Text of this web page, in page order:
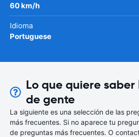
60 km/h
Idioma
Portuguese
Lo que quiere
de gente
La siguiente es una selección de las
más frecuentes. Si no aparece tu
de preguntas más frecuentes. O